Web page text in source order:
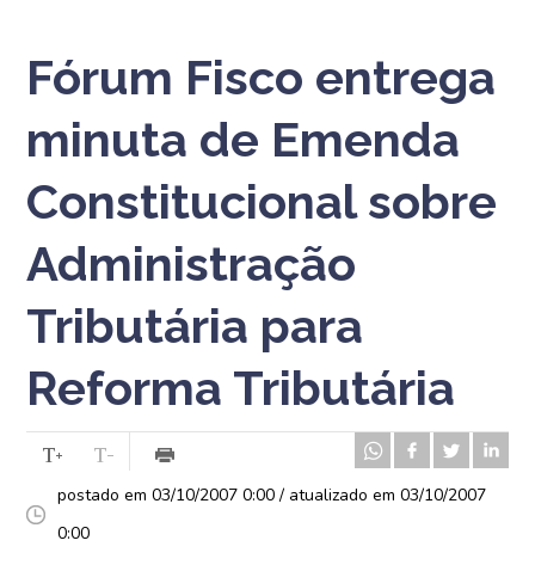
Fórum Fisco entrega
minuta de Emenda
Constitucional sobre
Administração
Tributária para
Reforma Tributária
postado em 03/10/2007 0:00 / atualizado em 03/10/2007
0:00